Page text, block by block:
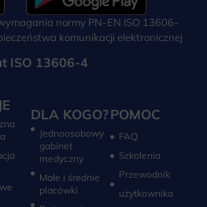
normy PN-EN ISO 13606-
komunikacji elektronicznej
ISO 13606-4
DLA KOGO?
Jednoosobowy
gabinet
medyczny
Małe i średnie
placówki
POMOC
FAQ
Szkolenia
Przewodnik
użytkownika